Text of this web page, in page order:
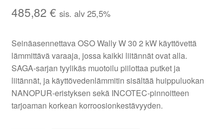
485,82 € sis. alv 25,5%
Seinäasennettava OSO Wally W 30 2 kW käyttövettä
lämmittävä varaaja, jossa kaikki liitännät ovat alla.
SAGA-sarjan tyylikäs muotoilu piilottaa putket ja
liitännät, ja käyttövedenlämmitin sisältää huippuluokan
NANOPUR-eristyksen sekä INCOTEC-pinnoitteen
tarjoaman korkean korroosionkestävyyden.